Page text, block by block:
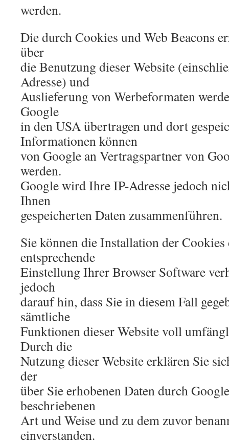
werden.
Die durch Cookies und Web Beacons
über
die Benutzung dieser Website
Adresse) und
Auslieferung von Werbeformaten
Google
in den USA übertragen und dort
Informationen können
von Google an Vertragspartner von
werden.
Google wird Ihre IP-Adresse jedoch
Ihnen
gespeicherten Daten zusammenführen.
Sie können die Installation der Cookies
entsprechende
Einstellung Ihrer Browser Software
jedoch
darauf hin, dass Sie in diesem Fall
sämtliche
Funktionen dieser Website voll
Durch die
Nutzung dieser Website erklären Sie
der
über Sie erhobenen Daten durch
beschriebenen
Art und Weise und zu dem zuvor
einverstanden.